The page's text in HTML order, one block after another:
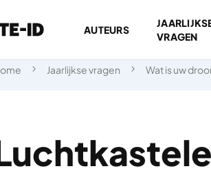
AUTEURS
VRAGEN
Jaarlijkse vragen Wat is uw